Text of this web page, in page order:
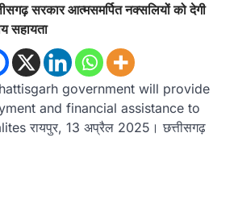
सरकार आत्मसमर्पित नक्सलियों को देगी
सहायता
government will provide
and financial assistance to
रायपुर, 13 अप्रैल 2025। छत्तीसगढ़